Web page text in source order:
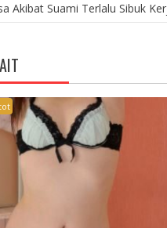
Akibat Suami Terlalu Sibuk